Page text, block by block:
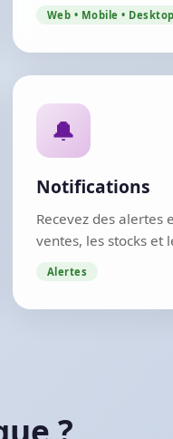
Web • Mobile • Desktop
🔔
Notifications
Recevez des alertes
ventes, les stocks et
Alertes